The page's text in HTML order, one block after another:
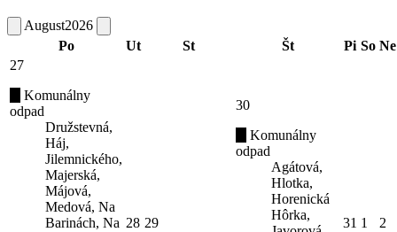
August2026
Po
Ut St Št Pi So Ne
27
Komunálny
odpad
Družstevná,
Háj,
Jilemnického,
Majerská,
Májová,
Medová, Na
Barinách, Na 28 29
30
Komunálny
odpad
Agátová,
Hlotka,
Horenická
Hôrka,
31 1 2